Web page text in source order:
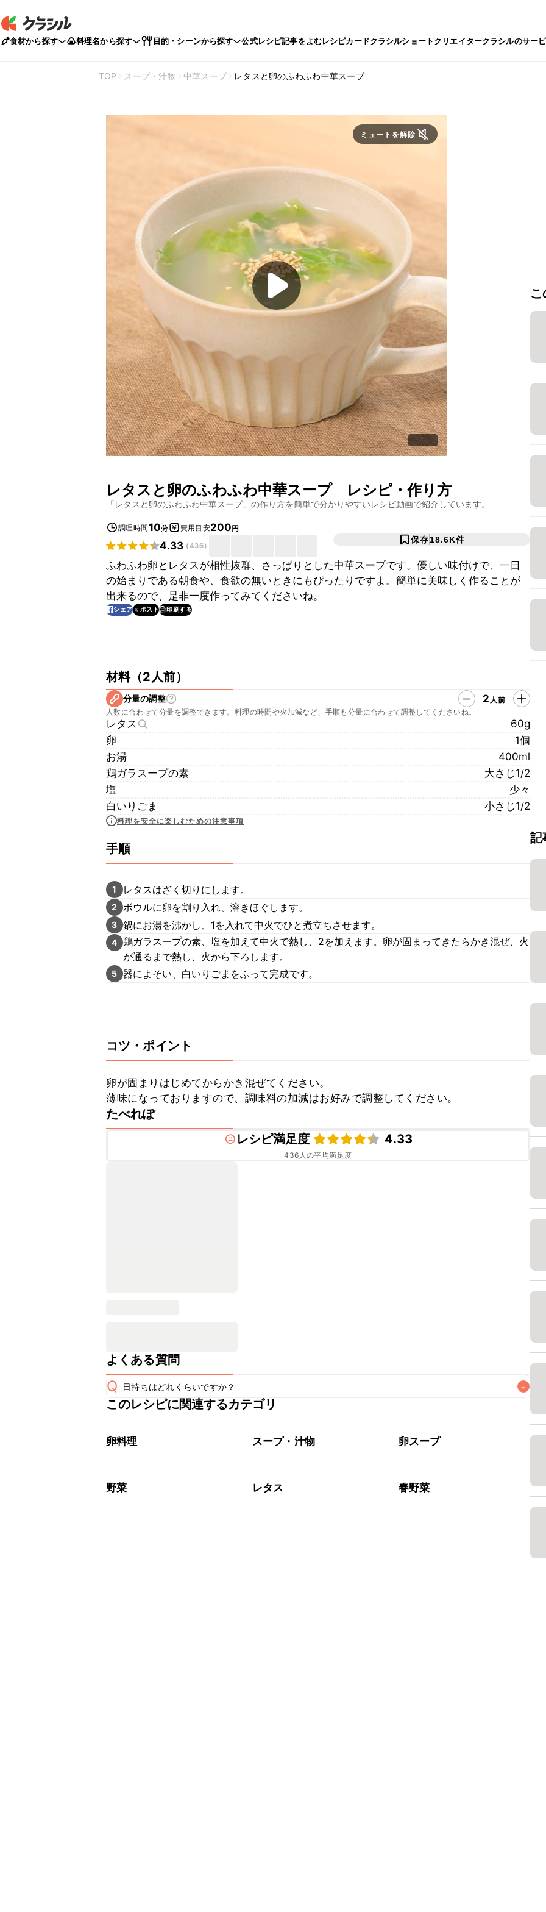
食材から探す 料理名から探す 目的・シーンから探す 公式レシピ記事をよむレシピカードクラシルショートクリエイタークラシルのサー
TOP スープ・汁物 中華スープ レタスと卵のふわふわ中華スープ
ミュートを解除
レタスと卵のふわふわ中華スープレシピ・作り方
「レタスと卵のふわふわ中華スープ」の作り方を簡単で分かりやすいレシピ動画で紹介しています。
調理時間10分 費用目安200円
4.33 (436)
保存18.6K件
ふわふわ卵とレタスが相性抜群、さっぱりとした中華スープです。優しい味付けで、一日
の始まりである朝食や、食欲の無いときにもぴったりですよ。簡単に美味しく作ることが
出来るので、是非一度作ってみてくださいね。
シェア ポスト 印刷する
材料（2人前）
分量の調整 2 人前
人数に合わせて分量を調整できます。料理の時間や火加減など、手順も分量に合わせて調整してくださいね。
レタス
60g
卵
1個
お湯
400ml
鶏ガラスープの素
大さじ1/2
塩
少々
白いりごま
小さじ1/2
料理を安全に楽しむための注意事項
手順
1 レタスはざく切りにします。
2 ボウルに卵を割り入れ、溶きほぐします。
3 鍋にお湯を沸かし、1を入れて中火でひと煮立ちさせます。
4 鶏ガラスープの素、塩を加えて中火で熱し、2を加えます。卵が固まってきたらかき混ぜ、火
が通るまで熱し、火から下ろします。
5 器によそい、白いりごまをふって完成です。
コツ・ポイント
卵が固まりはじめてからかき混ぜてください。
薄味になっておりますので、調味料の加減はお好みで調整してください。
たべれぽ
レシピ満足度
4.33
436 人の平均満足度
よくある質問
Q 日持ちはどれくらいですか？ +
保存期間は冷蔵で翌日中が目安です。なるべくお早めにお召し上がりください。
※日持ちは目安です。
このレシピに関連するカテゴリ
卵料理 スープ・汁物 卵スープ
野菜 レタス 春野菜
記